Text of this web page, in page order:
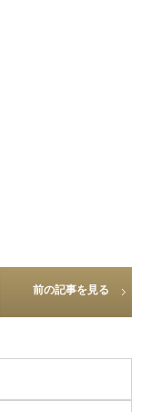
前の記事を見る